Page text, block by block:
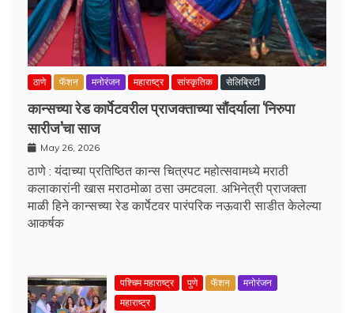
ठाणे फॅशन मनोरंजन महाराष्ट्र सांस्कृतिक सेलिब्रिटी
कान्सच्या रेड कार्पेटवरील प्राजक्ताच्या सौंदर्याला ‘निरुपा
सारीज’चा साज
May 26, 2026
ठाणे : यंदाच्या प्रतिष्ठित कान्स चित्रपट महोत्सवामध्ये मराठी
कलाकारांनी खास मराठमोळा ठसा उमटवला. अभिनेत्री प्राजक्ता
माळी हिने कान्सच्या रेड कार्पेटवर पारंपरिक नऊवारी साडीत केलेल्या
आकर्षक
पश्चिम महाराष्ट्र पुणे फॅशन
मनोरंजन
महाराष्ट्र